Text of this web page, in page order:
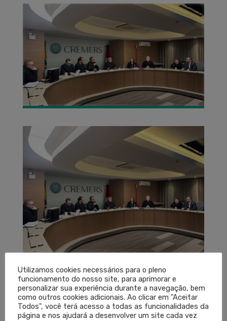
A Diretoria do Conselho Regional de Medicina do
Estado do Rio Grande do Sul (Cremers) reuniu-se,
na manhã desta segunda-feira (6), com o
desembargador do Tribunal de Justiça do Rio
Utilizamos cookies necessários para o pleno
funcionamento do nosso site, para aprimorar e
personalizar sua experiência durante a navegação, bem
como outros cookies adicionais. Ao clicar em "Aceitar
Todos", você terá acesso a todas as funcionalidades da
página e nos ajudará a desenvolver um site cada vez